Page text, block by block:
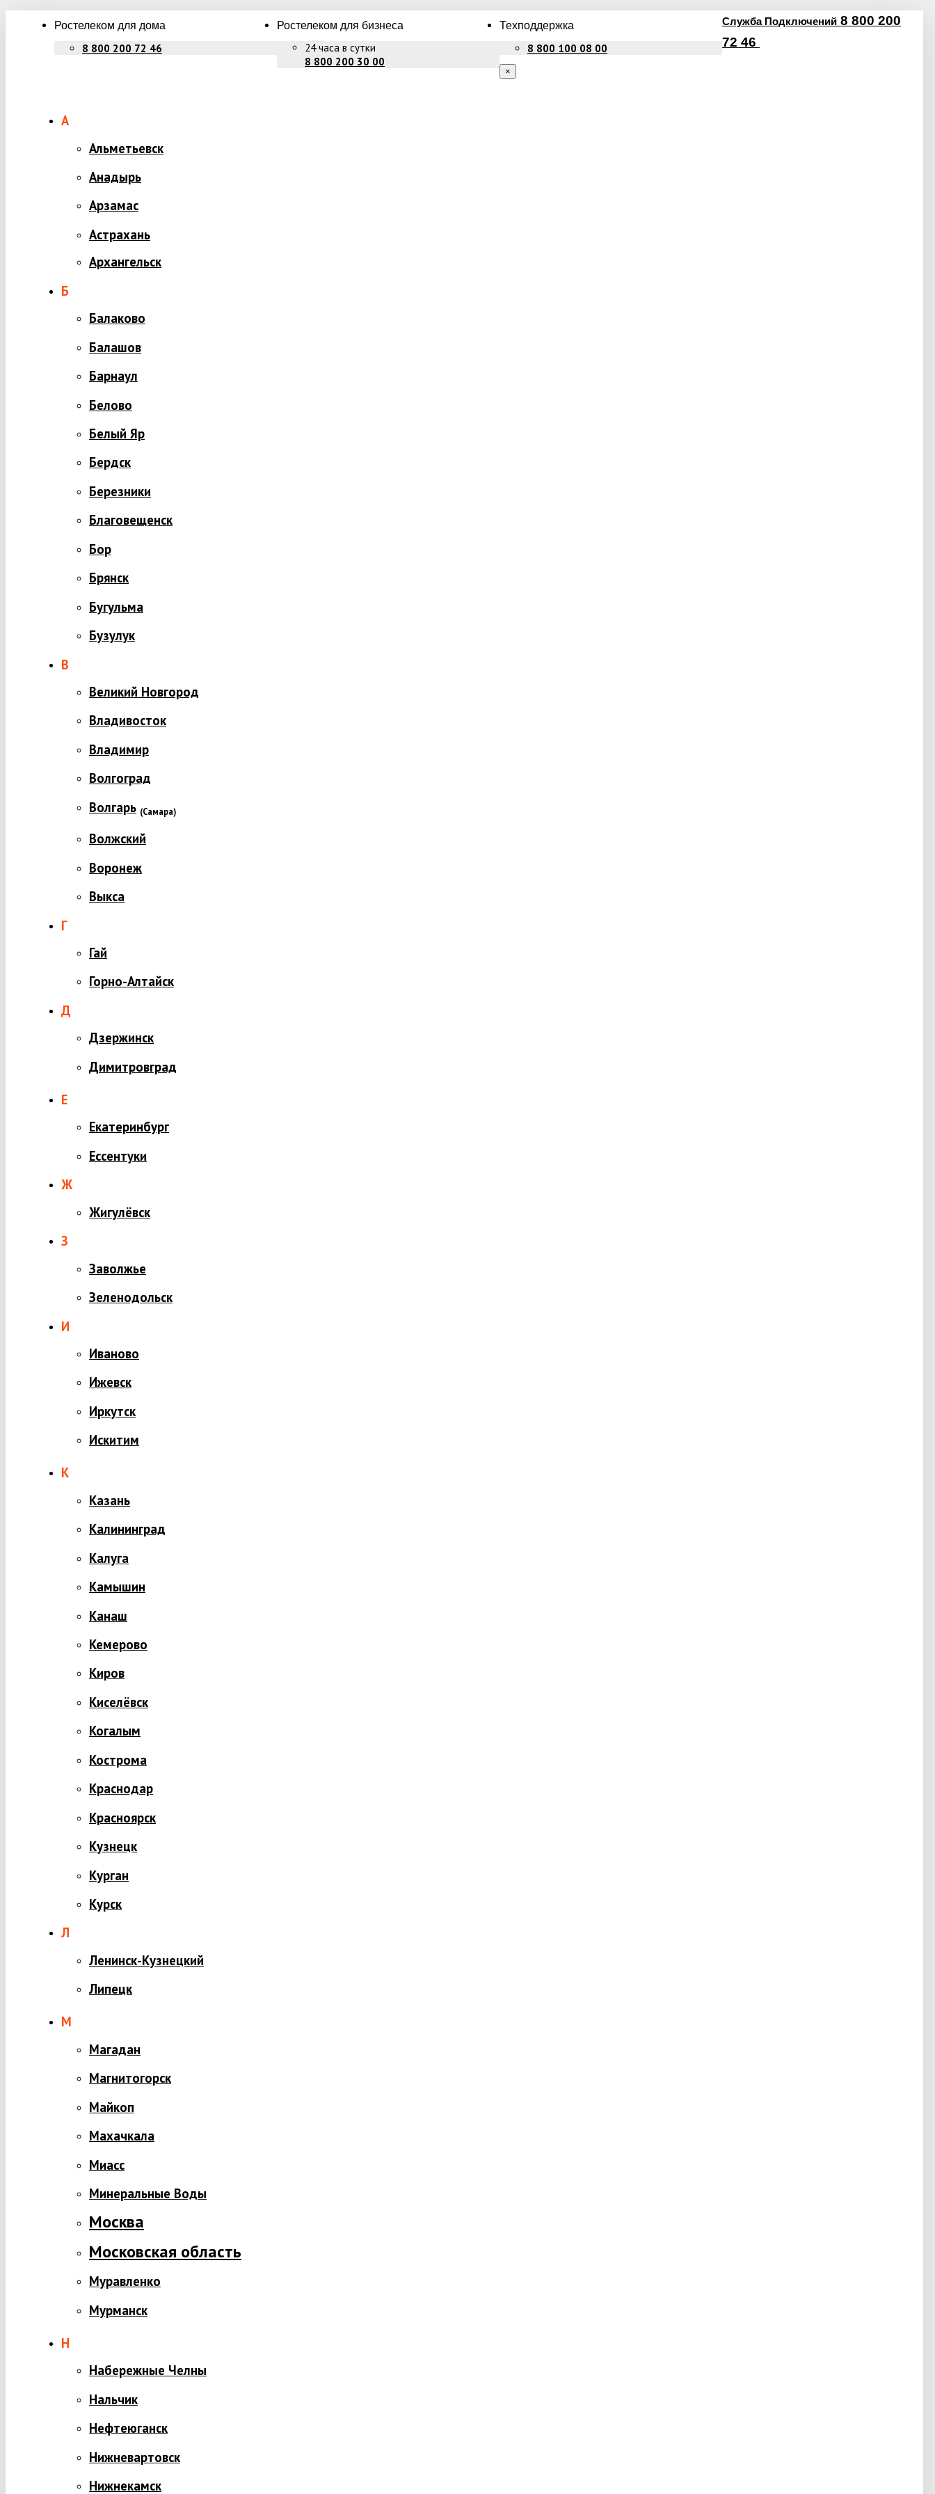
Ростелеком для дома
8 800 200 72 46
Ростелеком для бизнеса
24 часа в сутки
8 800 200 30 00
Техподдержка
8 800 100 08 00
Служба Подключений 8 800 200
72 46
×
А
Альметьевск
Анадырь
Арзамас
Астрахань
Архангельск
Б
Балаково
Балашов
Барнаул
Белово
Белый Яр
Бердск
Березники
Благовещенск
Бор
Брянск
Бугульма
Бузулук
В
Великий Новгород
Владивосток
Владимир
Волгоград
Волгарь (Самара)
Волжский
Воронеж
Выкса
Г
Гай
Горно-Алтайск
Д
Дзержинск
Димитровград
Е
Екатеринбург
Ессентуки
Ж
Жигулёвск
З
Заволжье
Зеленодольск
И
Иваново
Ижевск
Иркутск
Искитим
К
Казань
Калининград
Калуга
Камышин
Канаш
Кемерово
Киров
Киселёвск
Когалым
Кострома
Краснодар
Красноярск
Кузнецк
Курган
Курск
Л
Ленинск-Кузнецкий
Липецк
М
Магадан
Магнитогорск
Майкоп
Махачкала
Миасс
Минеральные Воды
Москва
Московская область
Муравленко
Мурманск
Н
Набережные Челны
Нальчик
Нефтеюганск
Нижневартовск
Нижнекамск